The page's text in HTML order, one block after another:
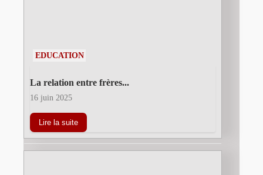
EDUCATION
La relation entre frères...
16 juin 2025
Lire la suite